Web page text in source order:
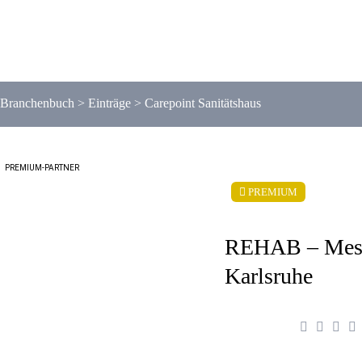
Branchenbuch > Einträge > Carepoint Sanitätshaus
PREMIUM-PARTNER
PREMIUM
REHAB –
Karlsruhe